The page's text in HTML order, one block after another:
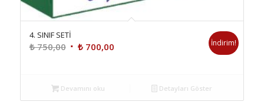
4. SINIF SETİ
₺750,00 Orijinal
₺700,00Şu
₺ 700,00.
İndirim!
Devamını oku Detayları Göster